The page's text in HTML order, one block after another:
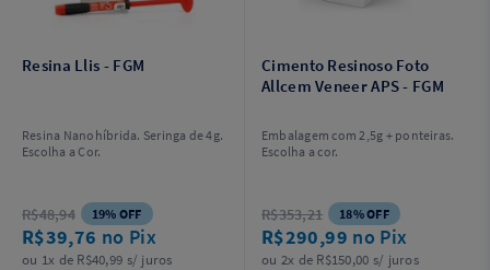
Resina Llis - FGM
Resina Nanohíbrida. Seringa de 4g.
Escolha a Cor.
R$48,94 19% OFF
R$39,76 no Pix
ou 1x de R$40,99 s/ juros
Cimento Resinoso Foto
Allcem Veneer APS - FGM
Embalagem com 2,5g + ponteiras.
Escolha a cor.
R$353,21 18% OFF
R$290,99 no Pix
ou 2x de R$150,00 s/ juros